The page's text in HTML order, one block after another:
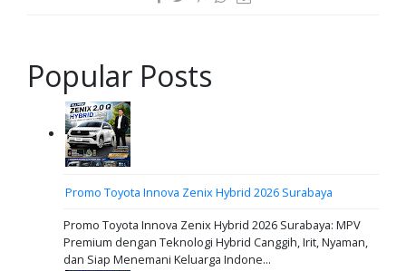
Popular Posts
Promo Toyota Innova Zenix Hybrid 2026 Surabaya
Promo Toyota Innova Zenix Hybrid 2026 Surabaya: MPV
Premium dengan Teknologi Hybrid Canggih, Irit, Nyaman,
dan Siap Menemani Keluarga Indone...